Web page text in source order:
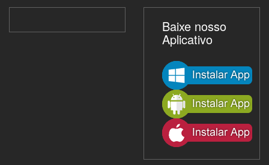
Baixe nosso
Aplicativo